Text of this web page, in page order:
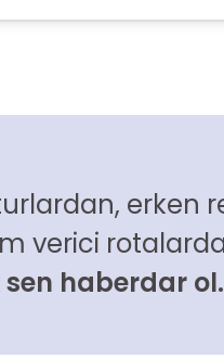
erken
verici
sen haberdar ol.